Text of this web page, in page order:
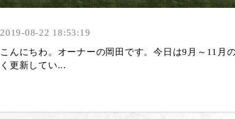
2019-08-22 18:53:19
こんにちわ。オーナーの岡田です。今日は9月～11月
く更新してい...